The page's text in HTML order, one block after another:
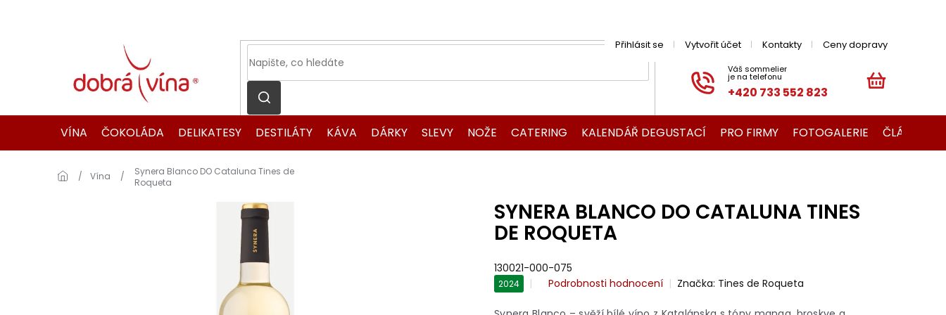
+420 733 552 823
Přihlásit se Vytvořit účet Kontakty Ceny dopravy
KOŠÍK
VÍNA
ČOKOLÁDA DELIKATESY DESTILÁTY KÁVA DÁRKY SLEVY NOŽE CATERING KALENDÁŘ DEGUSTACÍ PRO FIRMY FOTOGALERIE ČLÁNKY O
Domů
Vína
Synera Blanco DO Cataluna Tines de
Roqueta
SYNERA BLANCO DO CATALUNA TINES
DE ROQUETA
130021-000-075
2024
Průměrné
produktu
Podrobnosti hodnocení Značka: Tines de Roqueta